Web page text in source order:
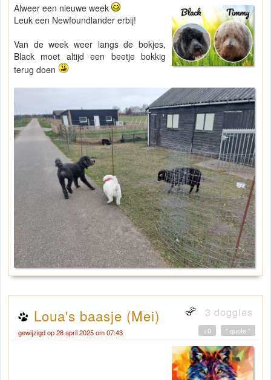
Alweer een nieuwe week
Leuk een Newfoundlander erbij!
Van de week weer langs de bokjes,
Black moet altijd een beetje bokkig
terug doen
Loua's baasje (Mei) 3 doggies
gewijzigd op 28 april 2025 om 07:43 " quote "
+0